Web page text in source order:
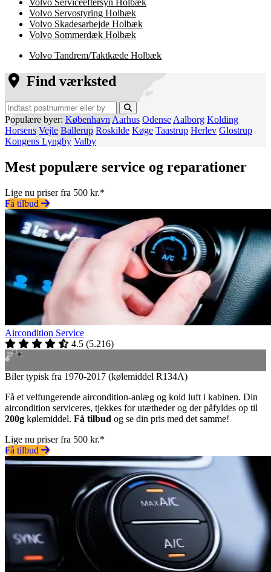
Volvo Serviceeftersyn Holbæk
Volvo Servostyring Holbæk
Volvo Skadesarbejde Holbæk
Volvo Sommerdæk Holbæk
Volvo Tandrem/Taktkæde Holbæk
Find værksted
Populære byer: København Aarhus Odense Aalborg Kolding
Horsens Vejle Ballerup Roskilde Køge Taastrup Herlev Glostrup
Kongens Lyngby Valby
Mest populære service og reparationer
Lige nu priser fra 500 kr.*
Få tilbud
Aircondition Service
4.5 (5.216)
Biler typisk fra 1970-2017 (kølemiddel R134A)
Få et velfungerende aircondition-anlæg og kold luft i kabinen. Din
aircondition serviceres, tjekkes for utætheder og der påfyldes op til
200g kølemiddel. Få tilbud og se din pris med det samme!
Lige nu priser fra 500 kr.*
Få tilbud